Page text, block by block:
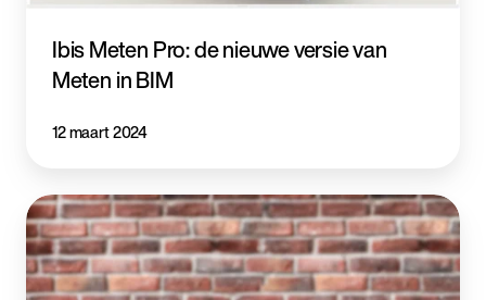
Ibis Meten Pro: de nieuwe versie van
Meten in BIM
12 maart 2024
De
vele
voordelen
van